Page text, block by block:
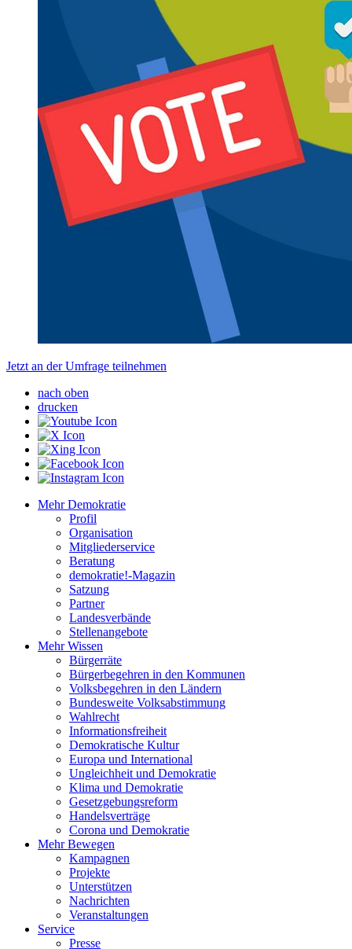
Jetzt an der Umfrage teilnehmen
nach oben
drucken
Mehr Demokratie
Profil
Organisation
Mitgliederservice
Beratung
demokratie!-Magazin
Satzung
Partner
Landesverbände
Stellenangebote
Mehr Wissen
Bürgerräte
Bürgerbegehren in den Kommunen
Volksbegehren in den Ländern
Bundesweite Volksabstimmung
Wahlrecht
Informationsfreiheit
Demokratische Kultur
Europa und International
Ungleichheit und Demokratie
Klima und Demokratie
Gesetzgebungsreform
Handelsverträge
Corona und Demokratie
Mehr Bewegen
Kampagnen
Projekte
Unterstützen
Nachrichten
Veranstaltungen
Service
Presse